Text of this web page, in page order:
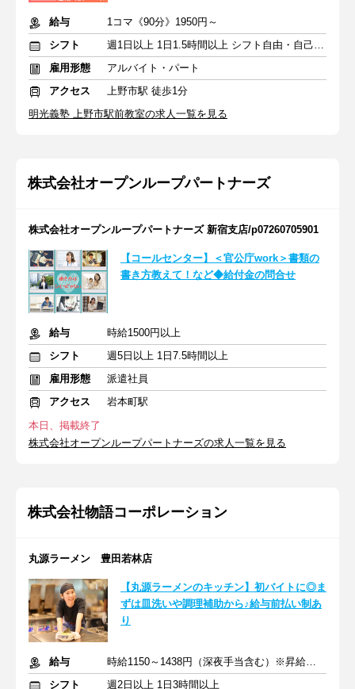
給与
1コマ《90分》1950円～
シフト
週1日以上 1日1.5時間以上 シフト自由・自己申告
雇用形態
アルバイト・パート
アクセス
上野市駅 徒歩1分
明光義塾 上野市駅前教室の求人一覧を見る
株式会社オープンループパートナーズ
株式会社オープンループパートナーズ 新宿支店/p07260705901
【コールセンター】＜官公庁work＞書類の
書き方教えて！など◆給付金の問合せ
給与
時給1500円以上
シフト
週5日以上 1日7.5時間以上
雇用形態
派遣社員
アクセス
岩本町駅
本日、掲載終了
株式会社オープンループパートナーズの求人一覧を見る
株式会社物語コーポレーション
丸源ラーメン 豊田若林店
【丸源ラーメンのキッチン】初バイトに◎ま
ずは皿洗いや調理補助から♪給与前払い制あ
り
給与
時給1150～1438円（深夜手当含む）※昇給は随時あり
シフト
週2日以上 1日3時間以上